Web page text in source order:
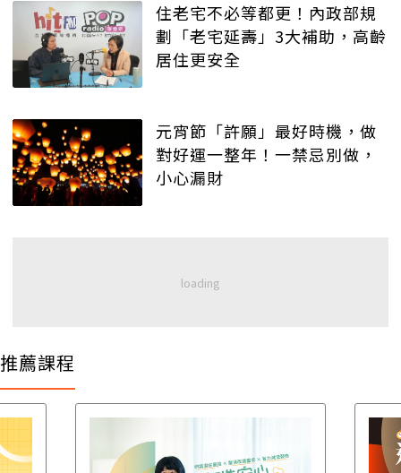
住老宅不必等都更！內政部規
劃「老宅延壽」3大補助，高齡
居住更安全
元宵節「許願」最好時機，做
對好運一整年！一禁忌別做，
小心漏財
推薦課程